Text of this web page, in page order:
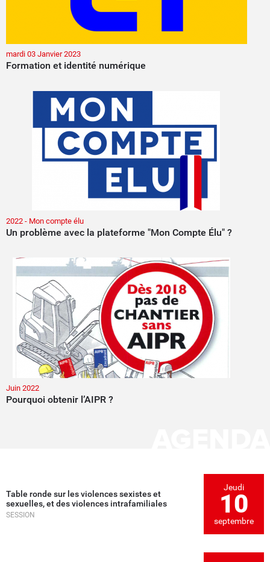
mardi 03 Janvier 2023
Formation et identité numérique
2022 - Mon compte élu
Un problème avec la plateforme "Mon Compte Élu" ?
Juin 2022
Pourquoi obtenir l’AIPR ?
Table ronde sur les violences sexistes et
sexuelles, et des violences intrafamiliales
SESSION
Jeudi
10
septembre